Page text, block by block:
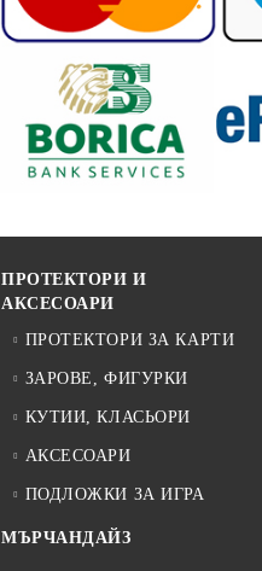
ПРОТЕКТОРИ И
АКСЕСОАРИ
ПРОТЕКТОРИ ЗА КАРТИ
ЗАРОВЕ, ФИГУРКИ
КУТИИ, КЛАСЬОРИ
АКСЕСОАРИ
ПОДЛОЖКИ ЗА ИГРА
МЪРЧАНДАЙЗ